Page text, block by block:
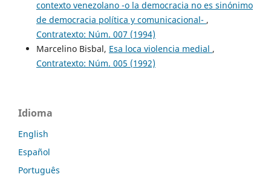
contexto venezolano -o la democracia no es sinónimo
de democracia política y comunicacional- ,
Contratexto: Núm. 007 (1994)
Marcelino Bisbal, Esa loca violencia medial ,
Contratexto: Núm. 005 (1992)
Idioma
English
Español
Português